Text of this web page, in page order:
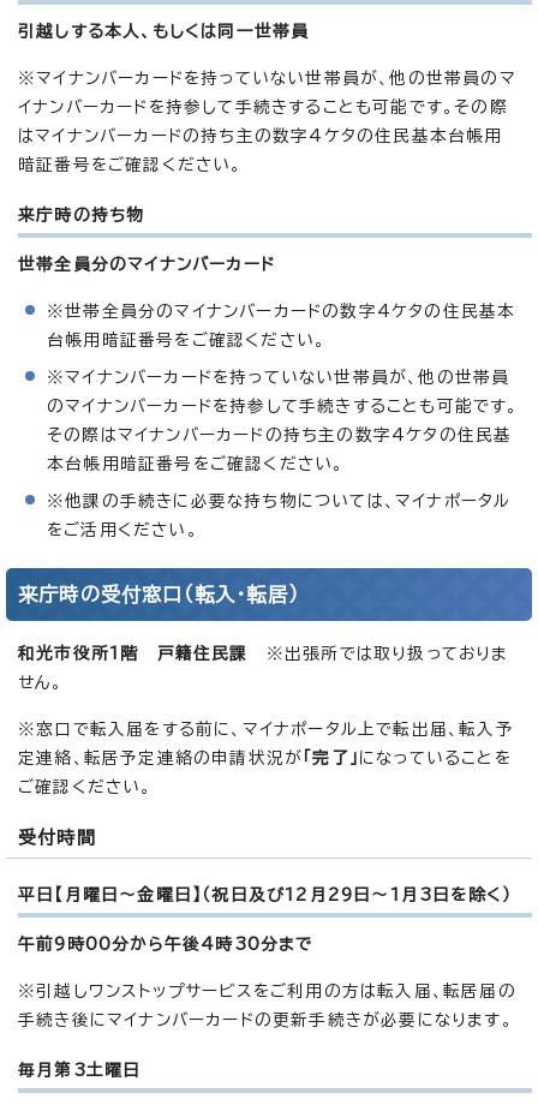
引越しする本人、もしくは同一世帯員
※マイナンバーカードを持っていない世帯員が、他の世帯員のマ
イナンバーカードを持参して手続きすることも可能です。その際
はマイナンバーカードの持ち主の数字4ケタの住民基本台帳用
暗証番号をご確認ください。
来庁時の持ち物
世帯全員分のマイナンバーカード
※世帯全員分のマイナンバーカードの数字4ケタの住民基本
台帳用暗証番号をご確認ください。
※マイナンバーカードを持っていない世帯員が、他の世帯員
のマイナンバーカードを持参して手続きすることも可能です。
その際はマイナンバーカードの持ち主の数字4ケタの住民基
本台帳用暗証番号をご確認ください。
※他課の手続きに必要な持ち物については、マイナポータル
をご活用ください。
来庁時の受付窓口（転入・転居）
和光市役所1階 戸籍住民課
※出張所では取り扱っておりま
せん。
※窓口で転入届をする前に、マイナポータル上で転出届、転入予
定連絡、転居予定連絡の申請状況が 「完了」 になっていることを
ご確認ください。
受付時間
平日【月曜日～金曜日】（祝日及び12月29日～1月3日を除く）
午前9時00分から午後4時30分まで
※引越しワンストップサービスをご利用の方は転入届、転居届の
手続き後にマイナンバーカードの更新手続きが必要になります。
毎月第3土曜日